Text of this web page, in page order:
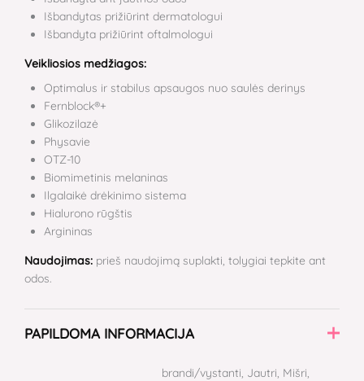
Išbandytas prižiūrint dermatologui
Išbandyta prižiūrint oftalmologui
Veikliosios medžiagos:
Optimalus ir stabilus apsaugos nuo saulės derinys
Fernblock®+
Glikozilazė
Physavie
OTZ-10
Biomimetinis melaninas
Ilgalaikė drėkinimo sistema
Hialurono rūgštis
Argininas
Naudojimas: prieš naudojimą suplakti, tolygiai tepkite ant
odos.
PAPILDOMA INFORMACIJA
brandi/vystanti, Jautri, Mišri,